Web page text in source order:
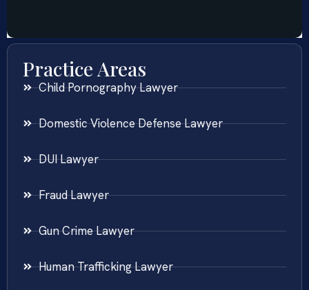
Practice Areas
Child Pornography Lawyer
Domestic Violence Defense Lawyer
DUI Lawyer
Fraud Lawyer
Gun Crime Lawyer
Human Trafficking Lawyer